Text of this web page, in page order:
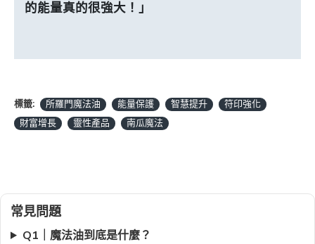
的能量真的很強大！」
標籤: 所羅門魔法油 能量保護 智慧提升
符印強化
財富增長
靈性產品 南瓜魔法
常見問題
Q1｜魔法油到底是什麼？